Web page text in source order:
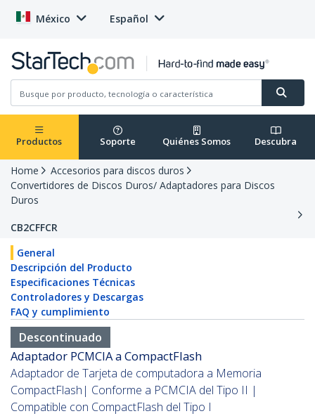
México Español
Productos Soporte Quiénes Somos Descubra
Home
Accesorios para discos duros
Convertidores de Discos Duros/ Adaptadores para Discos
Duros
CB2CFFCR
General
Descripción del Producto
Especificaciones Técnicas
Controladores y Descargas
FAQ y cumplimiento
Descontinuado
Adaptador PCMCIA a CompactFlash
Adaptador de Tarjeta de computadora a Memoria
CompactFlash| Conforme a PCMCIA del Tipo II |
Compatible con CompactFlash del Tipo I